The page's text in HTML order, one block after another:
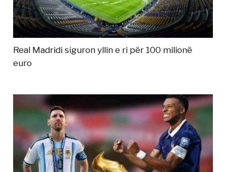
Real Madridi siguron yllin e ri për 100 milionë
euro